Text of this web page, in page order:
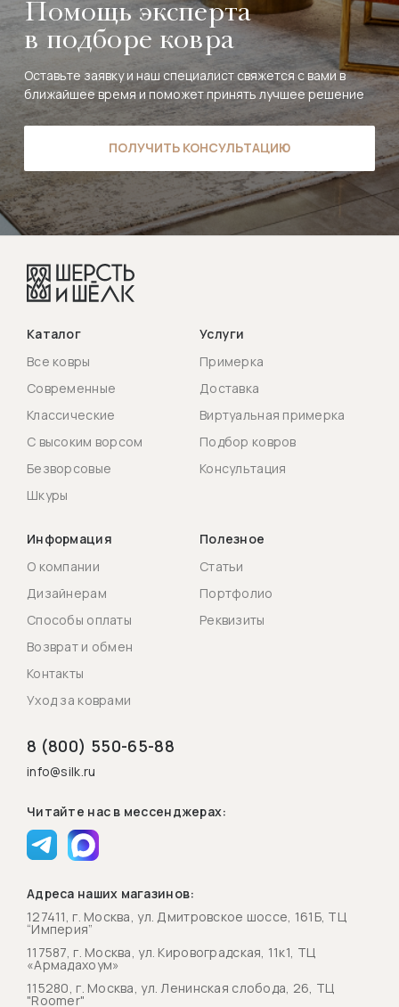
Помощь эксперта
в подборе ковра
Оставьте заявку и наш специалист свяжется с вами в
ближайшее время и поможет принять лучшее решение
ПОЛУЧИТЬ КОНСУЛЬТАЦИЮ
Каталог
Все ковры
Современные
Классические
С высоким ворсом
Безворсовые
Шкуры
Услуги
Примерка
Доставка
Виртуальная примерка
Подбор ковров
Консультация
Информация
О компании
Дизайнерам
Способы оплаты
Возврат и обмен
Контакты
Уход за коврами
Полезное
Статьи
Портфолио
Реквизиты
8 (800) 550-65-88
info@silk.ru
Читайте нас в мессенджерах:
Адреса наших магазинов:
127411, г. Москва, ул. Дмитровское шоссе, 161Б, ТЦ
“Империя”
117587, г. Москва, ул. Кировоградская, 11к1, ТЦ
«Армадахоум»
115280, г. Москва, ул. Ленинская слобода, 26, ТЦ
"Roomer"